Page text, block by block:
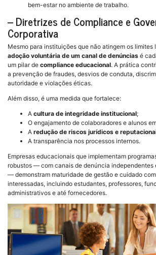
bem-estar no ambiente de trabalho.
–Diretrizes de Compliance e
Corporativa
Mesmo para instituições que não atingem os limites
adoção voluntária de um canal de denúncias é
um pilar de compliance educacional. A prática
a prevenção de fraudes, desvios de conduta,
autoridade e violações éticas.
Além disso, é uma medida que fortalece:
A cultura de integridade institucional;
O engajamento de colaboradores e alunos
A redução de riscos jurídicos e
A transparência nos processos internos.
Empresas educacionais que implementam
robustos — com canais de denúncia independentes
— demonstram maturidade de gestão e cuidado
interessadas, incluindo estudantes, professores,
administrativos e até fornecedores.